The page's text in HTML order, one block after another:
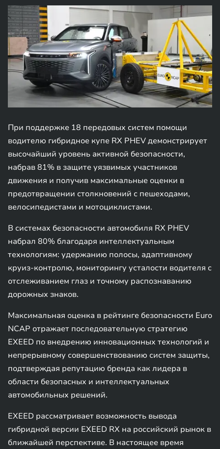
При поддержке 18 передовых систем помощи
водителю гибридное купе RX PHEV демонстрирует
высочайший уровень активной безопасности,
набрав 81% в защите уязвимых участников
движения и получив максимальные оценки в
предотвращении столкновений с пешеходами,
велосипедистами и мотоциклистами.
В системах безопасности автомобиля RX PHEV
набрал 80% благодаря интеллектуальным
технологиям: удержанию полосы, адаптивному
круиз-контролю, мониторингу усталости водителя с
отслеживанием глаз и точному распознаванию
дорожных знаков.
Максимальная оценка в рейтинге безопасности Euro
NCAP отражает последовательную стратегию
EXEED по внедрению инновационных технологий и
непрерывному совершенствованию систем защиты,
подтверждая репутацию бренда как лидера в
области безопасных и интеллектуальных
автомобильных решений.
EXEED рассматривает возможность вывода
гибридной версии EXEED RX на российский рынок в
ближайшей перспективе. В настоящее время